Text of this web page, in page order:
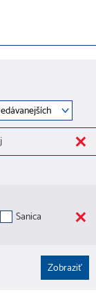
Sanica